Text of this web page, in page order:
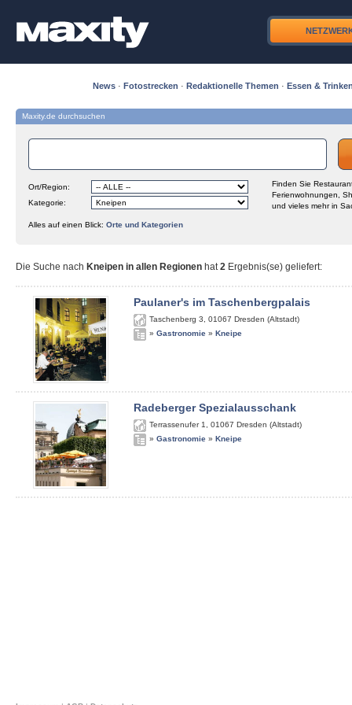
News · Fotostrecken · Redaktionelle Themen · Essen &
Maxity.de durchsuchen
Ort/Region:
Kategorie:
Finden Sie
Ferienwohnungen,
und vieles mehr in
Alles auf einen Blick: Orte und Kategorien
Die Suche nach Kneipen in allen Regionen hat2 Ergebnis(se) geliefert:
Paulaner's im Taschenbergpalais
Taschenberg 3 01067 Dresden (Altstadt)
» Gastronomie » Kneipe
Radeberger Spezialausschank
Terrassenufer 1 01067 Dresden (Altstadt)
» Gastronomie » Kneipe